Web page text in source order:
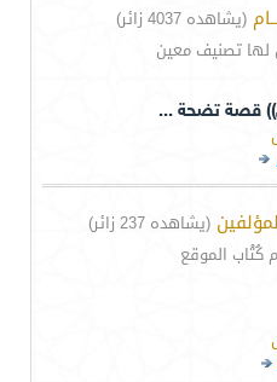
(يشاهده 4037 زائر)
لها تصنيف معين
قصة تضحة ...
(يشاهده 237 زائر)
كُتْاب الموقع